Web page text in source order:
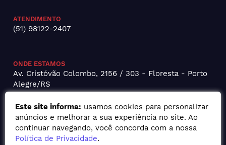
ATENDIMENTO
(51) 98122-2407
ONDE ESTAMOS
Av. Cristóvão Colombo, 2156 / 303 - Floresta - Porto
Alegre/RS
Este site informa: usamos cookies para personalizar
anúncios e melhorar a sua experiência no site. Ao
continuar navegando, você concorda com a nossa
Política de Privacidade.